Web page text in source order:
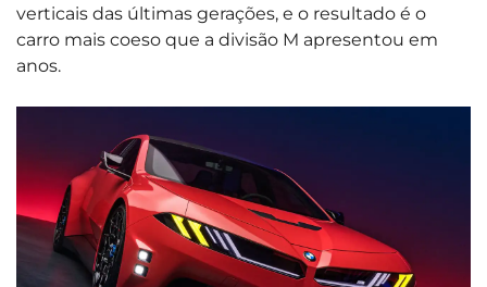
verticais das últimas gerações, e o resultado é o
carro mais coeso que a divisão M apresentou em
anos.